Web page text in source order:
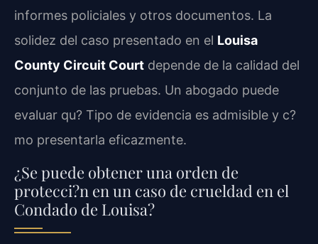
informes policiales y otros documentos. La
solidez del caso presentado en el Louisa
County Circuit Court depende de la calidad del
conjunto de las pruebas. Un abogado puede
evaluar qu? Tipo de evidencia es admisible y c?
mo presentarla eficazmente.
¿Se puede obtener una orden de
protecci?n en un caso de crueldad en el
Condado de Louisa?